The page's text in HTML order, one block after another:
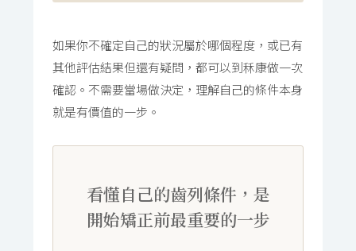
如果你不確定自己的狀況屬於哪個程度，或已有
其他評估結果但還有疑問，都可以到秝康做一次
確認。不需要當場做決定，理解自己的條件本身
就是有價值的一步。
看懂自己的齒列條件，是
開始矯正前最重要的一步